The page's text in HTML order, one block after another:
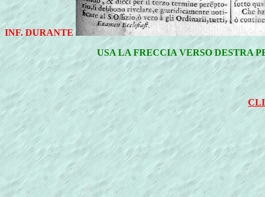
INF. DURANTE
USA LA FRECCIA VERSO DESTRA